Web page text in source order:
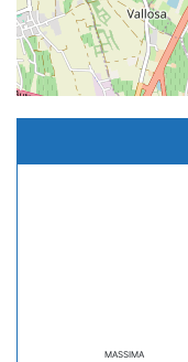
MASSIMA